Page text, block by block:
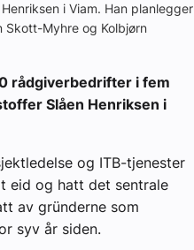
i Viam. Han planlegger
Skott-Myhre og Kolbjørn
rådgiverbedrifter i fem
Slåen Henriksen i
og ITB-tjenester
eid og hatt det sentrale
av gründerne som
syv år siden.